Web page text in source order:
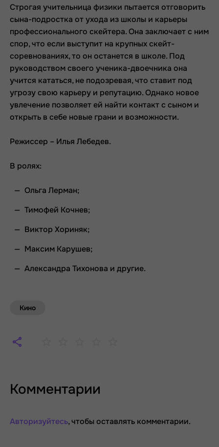
Строгая учительница физики пытается отговорить
сына-подростка от ухода из школы и карьеры
профессионального скейтера. Она заключает с ним
спор, что если выступит на крупных скейт-
соревнованиях, то он останется в школе. Под
руководством своего ученика-двоечника она
учится кататься, не подозревая, что ставит под
угрозу свою карьеру и репутацию. Однако новое
увлечение позволяет ей найти контакт с сыном и
открыть в себе новые грани и возможности.
Режиссер – Илья Лебедев.
В ролях:
Ольга Лерман;
Тимофей Кочнев;
Виктор Хориняк;
Максим Карушев;
Александра Тихонова и другие.
Кино
Комментарии
Авторизуйтесь, чтобы оставлять комментарии.